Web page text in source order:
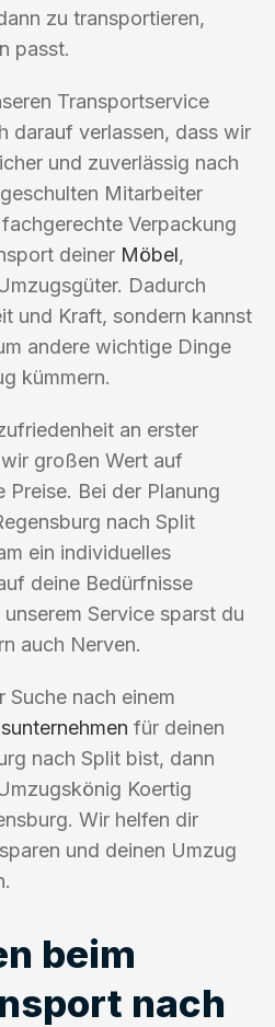
zu transportieren,
passt.
Transportservice
darauf verlassen, dass wir
und zuverlässig nach
Mitarbeiter
Verpackung
deiner Möbel,
Dadurch
und Kraft, sondern kannst
andere wichtige Dinge
kümmern.
an erster
großen Wert auf
Bei der Planung
nach Split
ein individuelles
deine Bedürfnisse
Service sparst du
auch Nerven.
nach einem
für deinen
nach Split bist, dann
Koertig
Wir helfen dir
und deinen Umzug
beim
nach